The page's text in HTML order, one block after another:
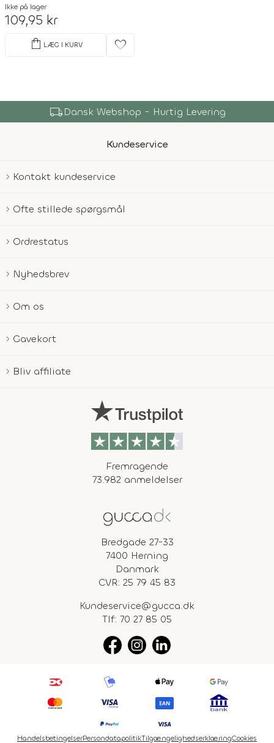
Ikke på lager
109,95 kr
shopping_bag LÆG I KURV favorite
local_shippingDansk Webshop - Hurtig Levering
Kundeservice
Kontakt kundeservice
Ofte stillede spørgsmål
Ordrestatus
Nyhedsbrev
Om os
Gavekort
Bliv affiliate
Fremragende
73.982 anmeldelser
Bredgade 27-33
7400 Herning
Danmark
CVR: 25 79 45 83
Kundeservice@gucca.dk
Tlf: 70 27 85 05
HandelsbetingelserPersondatapolitikTilgængelighedserklæringCookies